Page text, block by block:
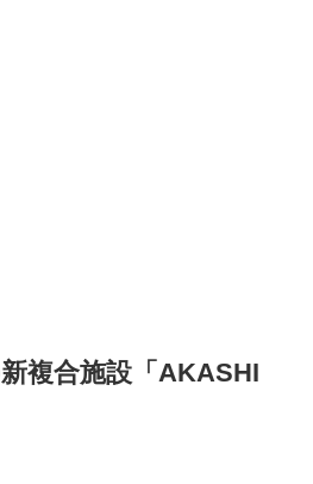
複合施設「AKASHI